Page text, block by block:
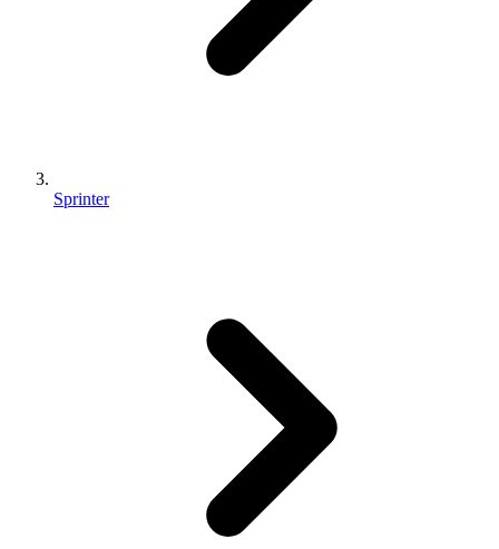
Sprinter